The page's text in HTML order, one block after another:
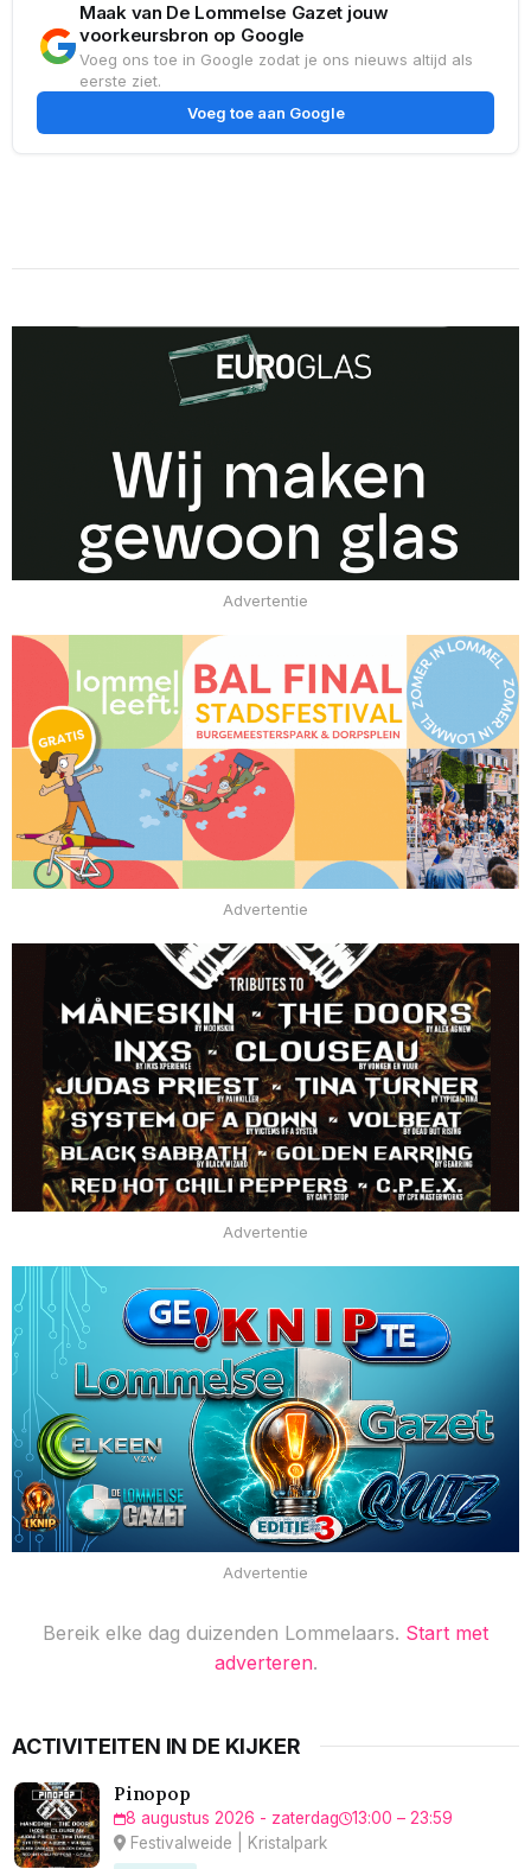
Maak van De Lommelse Gazet jouw
voorkeursbron op Google
Voeg ons toe in Google zodat je ons nieuws altijd als
eerste ziet.
Voeg toe aan Google
Advertentie
Advertentie
Advertentie
Advertentie
Bereik elke dag duizenden Lommelaars. Start met
adverteren.
ACTIVITEITEN IN DE KIJKER
Pinopop
8 augustus 2026 - zaterdag
13:00 – 23:59
Festivalweide | Kristalpark